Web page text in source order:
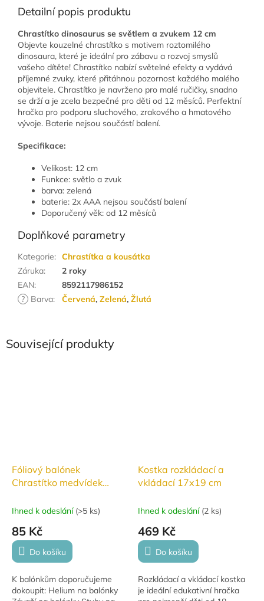
Související produkty
Fóliový balónek
Chrastítko medvídek
Ihned k odeslání (>5 ks)
85 Kč
Do košíku
K balónkům doporučujeme
dokoupit: Helium na balónky
Kostka rozkládací a
vkládací 17x19 cm
Ihned k odeslání (2 ks)
469 Kč
Do košíku
Rozkládací a vkládací kostka
je ideální edukativní hračka
Detailní popis produktu
Chrastítko dinosaurus se světlem a zvukem 12 cm
Objevte kouzelné chrastítko s motivem roztomilého
dinosaura, které je ideální pro zábavu a rozvoj smyslů
vašeho dítěte! Chrastítko nabízí světelné efekty a vydává
příjemné zvuky, které přitáhnou pozornost každého malého
objevitele. Chrastítko je navrženo pro malé ručičky, snadno
se drží a je zcela bezpečné pro děti od 12 měsíců. Perfektní
hračka pro podporu sluchového, zrakového a hmatového
vývoje. Baterie nejsou součástí balení.
Specifikace:
Velikost: 12 cm
Funkce: světlo a zvuk
barva: zelená
baterie: 2x AAA nejsou součástí balení
Doporučený věk: od 12 měsíců
Doplňkové parametry
Kategorie: Chrastítka a kousátka
Záruka:
2 roky
EAN:
8592117986152
?
Barva: Červená, Zelená, Žlutá